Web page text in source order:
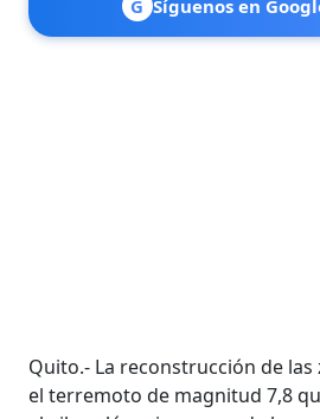
G Síguenos en
Quito.- La reconstrucción de
el terremoto de magnitud 7,8